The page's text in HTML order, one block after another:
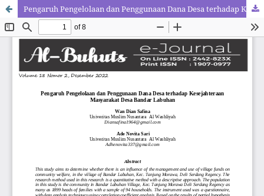
Pengaruh Pengelolaan dan Penggunaan Dana Desa terhadap Kesejahteraan Masyarakat Desa Bandar Labuhan